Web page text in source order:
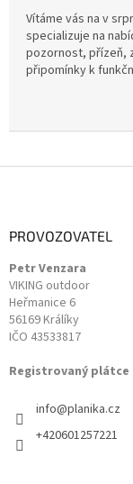
Vítáme vás na v
specializuje na
pozornost, přízeň,
připomínky k
PROVOZOVATEL
Petr Venzara
VIKING outdoor
Heřmanice 6
56169 Králíky
IČO 43533817
Registrovaný plátce
info@planika.cz
+420601257221